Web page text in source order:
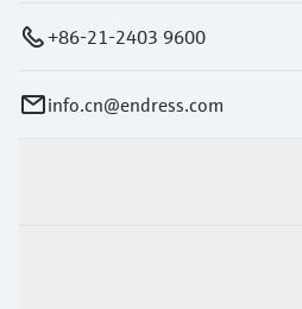
+86-21-2403 9600
info.cn@endress.com